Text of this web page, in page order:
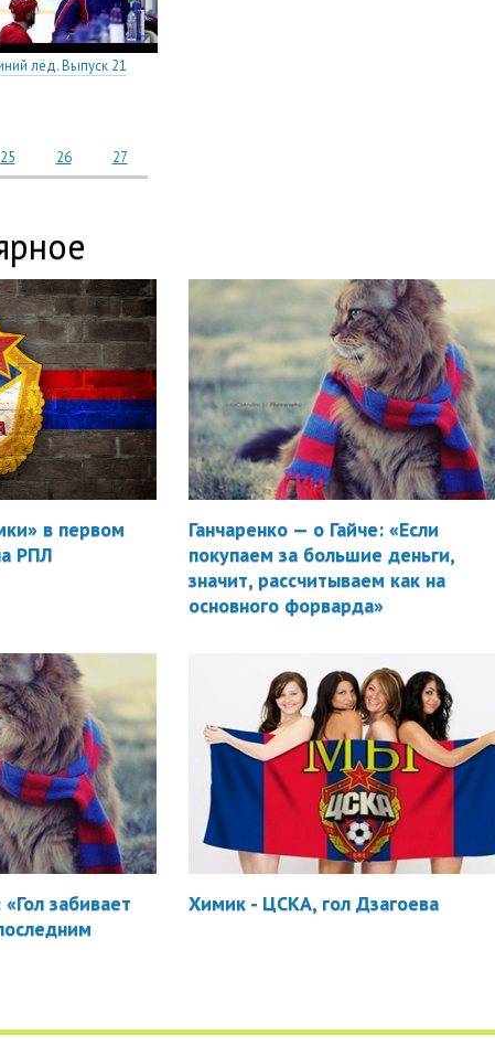
лёд. Выпуск 21
25 26 27
в первом
РПЛ
Ганчаренко — о Гайче: «Если
покупаем за большие деньги,
значит, рассчитываем как на
основного форварда»
забивает
Химик - ЦСКА, гол Дзагоева